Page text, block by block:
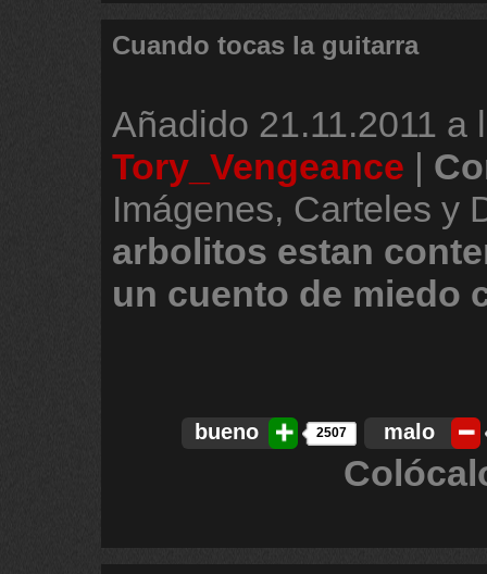
Cuando tocas la guitarra
Añadido 21.11.2011 a
Tory_Vengeance |
Imágenes, Carteles y
arbolitos estan
un cuento de miedo
bueno 2507 malo